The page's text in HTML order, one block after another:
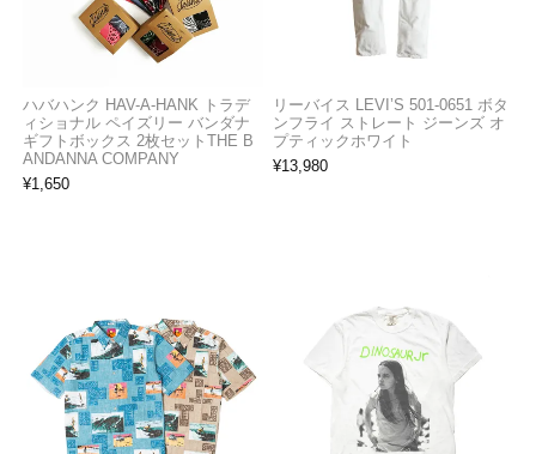
ハバハンク HAV-A-HANK トラデ
ィショナル ペイズリー バンダナ
ギフトボックス 2枚セットTHE B
ANDANNA COMPANY
¥1,650
リーバイス LEVI’S 501-0651 ボタ
ンフライ ストレート ジーンズ オ
プティックホワイト
¥13,980